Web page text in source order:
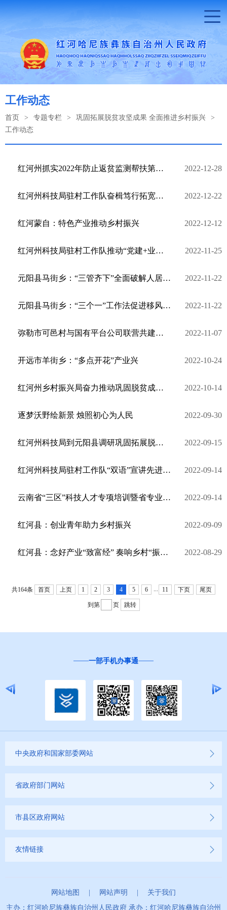
工作动态
首页 > 专题专栏 > 巩固拓展脱贫攻坚成果 全面推进乡村振兴
>
工作动态
红河州抓实2022年防止返贫监测帮扶第二轮排查 2022-12-28
红河州科技局驻村工作队奋楫笃行拓宽乡村振兴“路” 2022-12-22
红河蒙自：特色产业推动乡村振兴 2022-12-12
红河州科技局驻村工作队推动“党建+业务”深度融合助力乡村振兴 2022-11-25
元阳县马街乡：“三管齐下”全面破解人居环境治理难题 2022-11-22
元阳县马街乡：“三个一”工作法促进移风易俗持续见效 2022-11-22
弥勒市可邑村与国有平台公司联营共建——推动文旅产村融合 2022-11-07
​开远市羊街乡：“多点开花”产业兴 2022-10-24
红河州乡村振兴局奋力推动巩固脱贫成果上台阶，全面推进乡村振兴见实效 2022-10-14
逐梦沃野绘新景 烛照初心为人民 2022-09-30
红河州科技局到元阳县调研巩固拓展脱贫攻坚成果同乡村振兴有效衔接工作 2022-09-15
红河州科技局驻村工作队“双语”宣讲先进典型 助力乡村文化振兴 2022-09-14
云南省“三区”科技人才专项培训暨省专业技术人才知识更新工程科技支撑乡村振兴高级研修班在红河州开班 2022-09-14
红河县：创业青年助力乡村振兴 2022-09-09
红河县：念好产业“致富经” 奏响乡村“振兴曲” 2022-08-29
共164条 首页 上页 1 2 3 4 5 6 11 下页 尾页
到第 页 跳转
一部手机办事通
中央政府和国家部委网站
省政府部门网站
市县区政府网站
友情链接
网站地图 网站声明
关于我们
主办：红河哈尼族彝族自治州人民政府 承办：红河哈尼族彝族自治州